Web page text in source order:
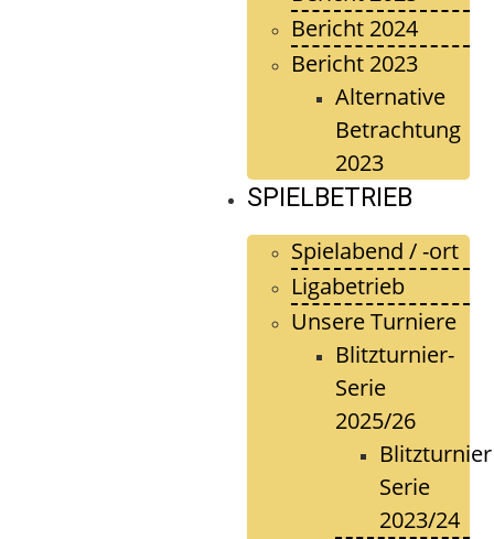
Bericht 2024
Bericht 2023
Alternative
Betrachtung
2023
SPIELBETRIEB
Spielabend / -ort
Ligabetrieb
Unsere Turniere
Blitzturnier-
Serie
2025/26
Blitzturnier
Serie
2023/24